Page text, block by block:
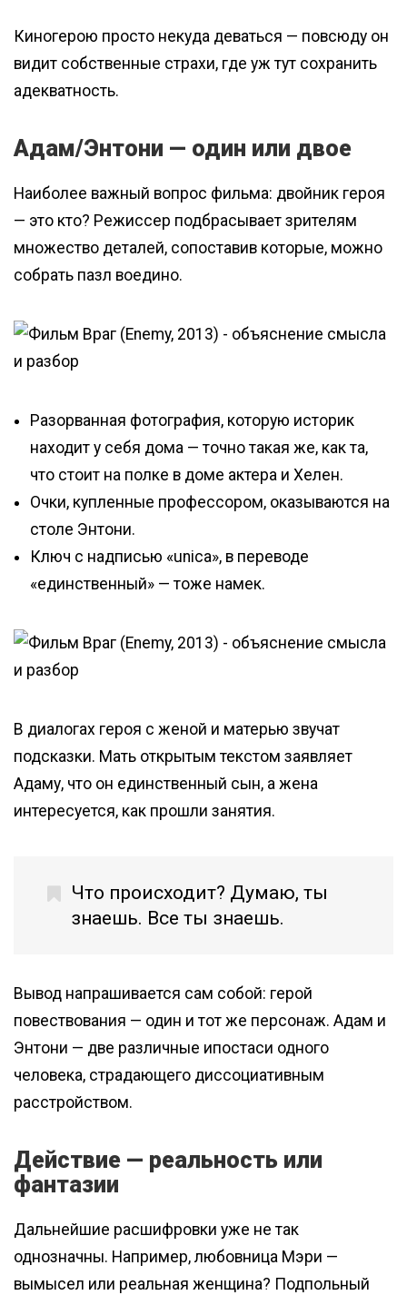
Киногерою просто некуда деваться — повсюду он
видит собственные страхи, где уж тут сохранить
адекватность.
Адам/Энтони — один или двое
Наиболее важный вопрос фильма: двойник героя
— это кто? Режиссер подбрасывает зрителям
множество деталей, сопоставив которые, можно
собрать пазл воедино.
Разорванная фотография, которую историк
находит у себя дома — точно такая же, как та,
что стоит на полке в доме актера и Хелен.
Очки, купленные профессором, оказываются на
столе Энтони.
Ключ с надписью «unica», в переводе
«единственный» — тоже намек.
В диалогах героя с женой и матерью звучат
подсказки. Мать открытым текстом заявляет
Адаму, что он единственный сын, а жена
интересуется, как прошли занятия.
Что происходит? Думаю, ты
знаешь. Все ты знаешь.
Вывод напрашивается сам собой: герой
повествования — один и тот же персонаж. Адам и
Энтони — две различные ипостаси одного
человека, страдающего диссоциативным
расстройством.
Действие — реальность или
фантазии
Дальнейшие расшифровки уже не так
однозначны. Например, любовница Мэри —
вымысел или реальная женщина? Подпольный